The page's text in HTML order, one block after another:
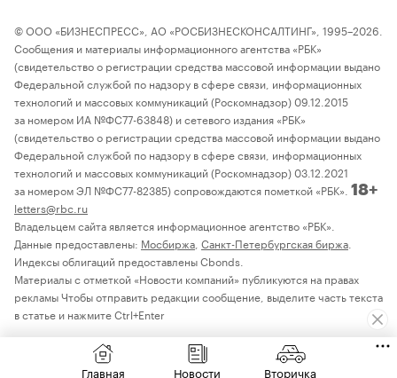
© ООО «БИЗНЕСПРЕСС», АО «РОСБИЗНЕСКОНСАЛТИНГ», 1995–2026.
Сообщения и материалы информационного агентства «РБК»
(свидетельство о регистрации средства массовой информации выдано
Федеральной службой по надзору в сфере связи, информационных
технологий и массовых коммуникаций (Роскомнадзор) 09.12.2015
за номером ИА №ФС77-63848) и сетевого издания «РБК»
(свидетельство о регистрации средства массовой информации выдано
Федеральной службой по надзору в сфере связи, информационных
технологий и массовых коммуникаций (Роскомнадзор) 03.12.2021
за номером ЭЛ №ФС77-82385) сопровождаются пометкой «РБК». 18+
letters@rbc.ru
Владельцем сайта является информационное агентство «РБК».
Данные предоставлены: Мосбиржа Санкт-Петербургская биржа
Индексы облигаций предоставлены Cbonds.
Материалы с отметкой «Новости компаний» публикуются на правах
рекламы Чтобы отправить редакции сообщение, выделите часть текста
в статье и нажмите Ctrl+Enter
Главная Новости Вторичка